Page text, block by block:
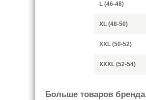
L (46-48)
XL (48-50)
XXL (50-52)
XXXL (52-54)
Больше товаров бренда